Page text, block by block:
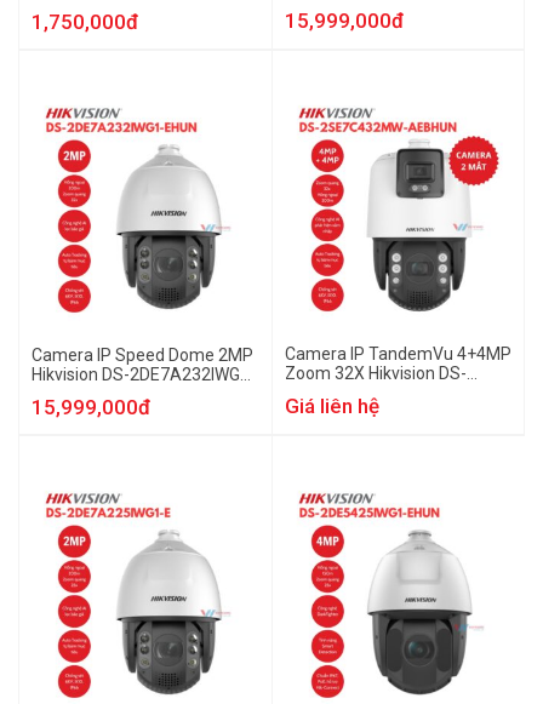
1,750,000đ 15,999,000đ
Camera IP Speed Dome 2MP
Hikvision DS-2DE7A232IWG1-
15,999,000đ
Camera IP TandemVu 4+4MP
Zoom 32X Hikvision DS-
Giá liên hệ